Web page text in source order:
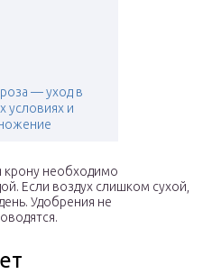
— уход в
условиях и
крону необходимо
Если воздух слишком сухой,
Удобрения не